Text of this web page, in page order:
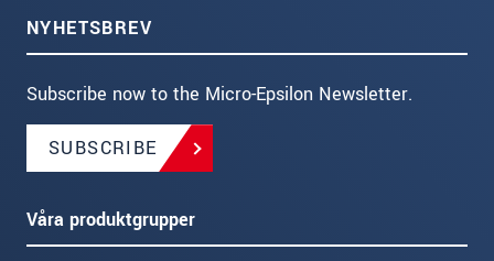
NYHETSBREV
Subscribe now to the Micro-Epsilon Newsletter.
SUBSCRIBE
Våra produktgrupper